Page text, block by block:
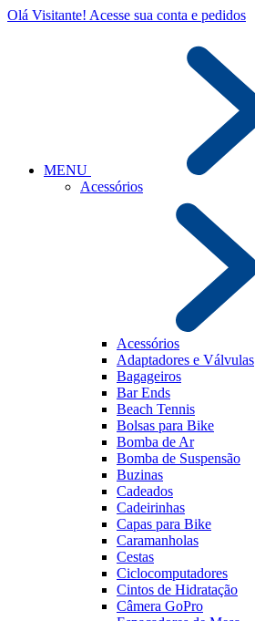
Olá Visitante! Acesse sua conta e pedidos
MENU
Acessórios
Acessórios
Adaptadores e Válvulas
Bagageiros
Bar Ends
Beach Tennis
Bolsas para Bike
Bomba de Ar
Bomba de Suspensão
Buzinas
Cadeados
Cadeirinhas
Capas para Bike
Caramanholas
Cestas
Ciclocomputadores
Cintos de Hidratação
Câmera GoPro